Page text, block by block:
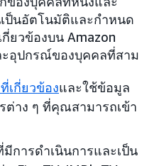
ป็นอัตโนมัติและกำหนด
ยวข้องบน Amazon
อุปกรณ์ของบุคคลที่สาม
เกี่ยวข้องและใช้ข้อมูล
ต่าง ๆ ที่คุณสามารถเข้า
การดำเนินการและเป็น